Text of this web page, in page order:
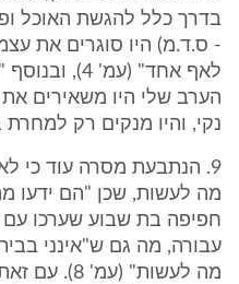
בדרך כלל להגשת האוכל
- ס.ד.מ) היו סוגרים את
לאף אחד"
הערב שלי היו משאירים
נקי, והיו מנקים רק
9. הנתבעת מסרה עוד כי
מה לעשות, שכן "הם ידעו
חפיפה בת שבוע שערכו עם
עבורה, מה גם ש"אינני
מה לעשות"